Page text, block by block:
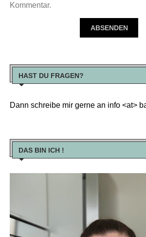
Kommentar.
HAST DU FRAGEN?
Dann schreibe mir gerne an info <at>
DAS BIN ICH !